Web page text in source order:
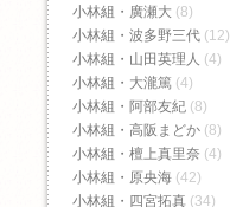
小林組・廣瀬大 (8)
小林組・波多野三代 (12)
小林組・山田英理人 (4)
小林組・大瀧篤 (4)
小林組・阿部友紀 (8)
小林組・高阪まどか (8)
小林組・檀上真里奈 (4)
小林組・原央海 (42)
小林組・四宮拓真 (34)